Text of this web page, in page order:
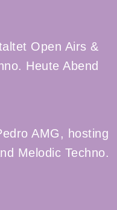
Open Airs &
Heute Abend
AMG, hosting
Melodic Techno.